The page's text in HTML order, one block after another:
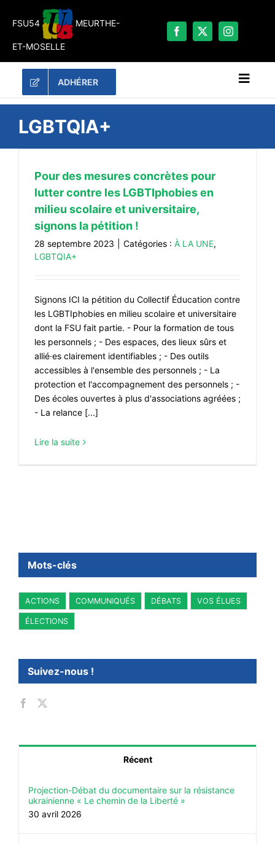
FSU54 MEURTHE-
ET-MOSELLE
ADHÉRER
LES UNES
#ACTUALITÉS
LA FSU 54
DOSSIERS
PUBLICATIONS
#VOS ÉLUES
#FORMATION
#COMMUNIQUÉS
#ÉLECTIONS
#MÉDIAS
LGBTQIA+
Pour des mesures concrètes pour
lutter contre les LGBTIphobies en
milieu scolaire et universitaire,
signons la pétition !
28 septembre 2023 Catégories : À LA UNE,
LGBTQIA+
Signons ICI la pétition du Collectif Éducation contre
les LGBTIphobies en milieu scolaire et universitaire
dont la FSU fait partie. - Pour la formation de tous
les personnels ; - Des espaces, des lieux sûrs et
allié·es clairement identifiables ; - Des outils
accessibles à l'ensemble des personnels ; - La
protection et l'accompagnement des personnels ; -
Des écoles ouvertes à plus d'associations agréées ;
- La relance [...]
Lire la suite
Mots-clés
ACTIONS COMMUNIQUÉS DÉBATS VOS ÉLUES
ÉLECTIONS
Suivez-nous !
Récent
Projection-Débat du documentaire sur la résistance
ukrainienne « Le chemin de la Liberté »
30 avril 2026